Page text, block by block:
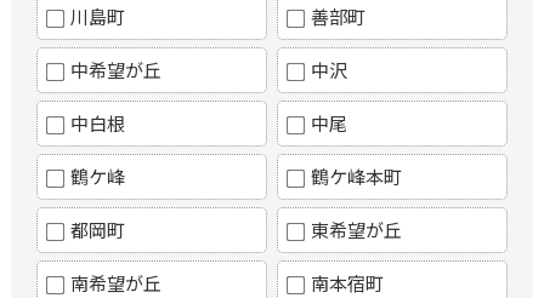
川島町 善部町
中希望が丘 中沢
中白根 中尾
鶴ケ峰 鶴ケ峰本町
都岡町 東希望が丘
南希望が丘 南本宿町